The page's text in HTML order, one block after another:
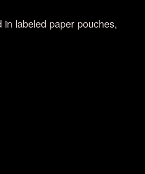
labeled paper pouches,